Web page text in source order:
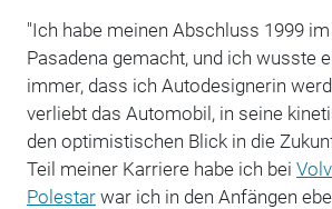
"Ich habe meinen Abschluss 1999
Pasadena gemacht, und ich wusste
immer, dass ich Autodesignerin
verliebt das Automobil, in seine
den optimistischen Blick in die
Teil meiner Karriere habe ich bei
Polestarwar ich in den Anfängen